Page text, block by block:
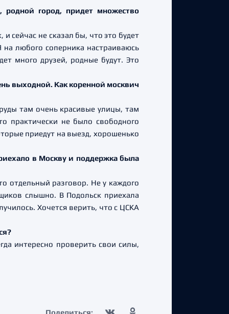
город, придет множество
сейчас не сказал бы, что это будет
любого соперника настраиваюсь
много друзей, родные будут. Это
выходной. Как коренной москвич
там очень красивые улицы, там
практически не было свободного
приедут на выезд, хорошенько
в Москву и поддержка была
отдельный разговор. Не у каждого
слышно. В Подольск приехала
Хочется верить, что с ЦСКА
интересно проверить свои силы,
Поделиться: